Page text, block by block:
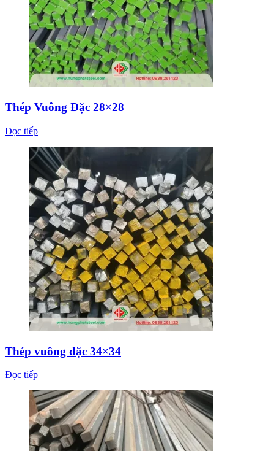
Thép Vuông Đặc 28×28
Đọc tiếp
Thép vuông đặc 34×34
Đọc tiếp